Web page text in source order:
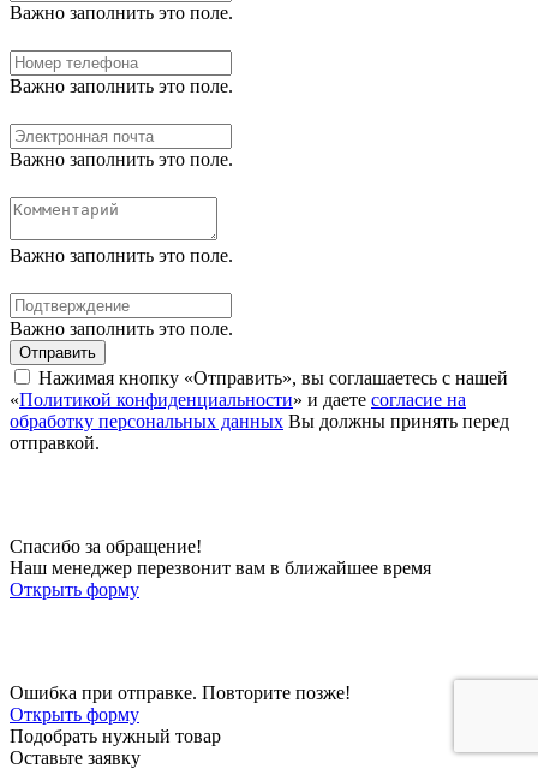
Важно заполнить это поле.
Важно заполнить это поле.
Важно заполнить это поле.
Важно заполнить это поле.
Важно заполнить это поле.
Отправить
Нажимая кнопку «Отправить», вы соглашаетесь с нашей
«Политикой конфиденциальности» и даете согласие на
обработку персональных данных Вы должны принять перед
отправкой.
Спасибо за обращение!
Наш менеджер перезвонит вам в ближайшее время
Открыть форму
Ошибка при отправке. Повторите позже!
Открыть форму
Подобрать нужный товар
Оставьте заявку